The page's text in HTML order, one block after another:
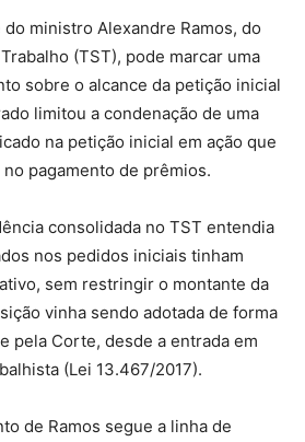
ministro Alexandre Ramos, do
(TST), pode marcar uma
sobre o alcance da petição inicial
limitou a condenação de uma
na petição inicial em ação que
pagamento de prêmios.
consolidada no TST entendia
nos pedidos iniciais tinham
sem restringir o montante da
vinha sendo adotada de forma
pela Corte, desde a entrada em
(Lei 13.467/2017).
de Ramos segue a linha de